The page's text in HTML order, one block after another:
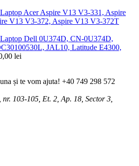
Acer Aspire V13 V3-331, Aspire
V13 V3-372, Aspire V13 V3-372T
Dell 0U374D, CN-0U374D,
JAL10, Latitude E4300,
lei
și te vom ajuta! +40 749 298 572
103-105, Et. 2, Ap. 18, Sector 3,